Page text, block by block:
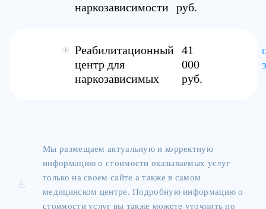
наркозависимости руб.
Реабилитационный
центр для
наркозависимых
41
000
руб.
Мы размещаем актуальную и корректную
информацию о стоимости оказываемых услуг
только на своем сайте а также в самом
медицинском центре. Подробную информацию о
стоимости услуг вы также можете уточнить по